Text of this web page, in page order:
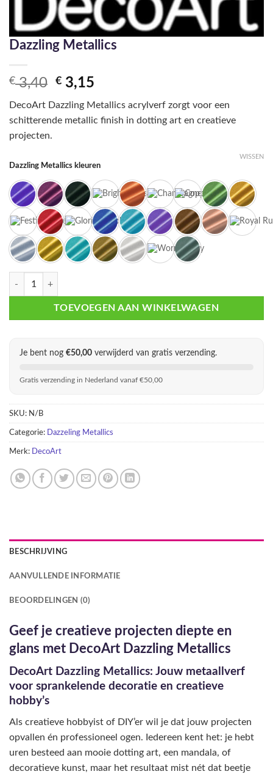
Dazzling Metallics
€3,40 Oorspronkelijke
was:
€ 3,40.
€ 3,15
is:
€ 3,15.
DecoArt Dazzling Metallics acrylverf zorgt voor een
schitterende metallic finish in dotting art en creatieve
projecten.
Dazzling Metallics kleuren
WISSEN
Dazzling Metallics aantal
TOEVOEGEN AAN WINKELWAGEN
Je bent nog €50,00 verwijderd van gratis verzending.
Gratis verzending in Nederland vanaf €50,00
SKU: N/B
Categorie: Dazzeling Metallics
Merk: DecoArt
BESCHRIJVING
AANVULLENDE INFORMATIE
BEOORDELINGEN (0)
Geef je creatieve projecten diepte en
glans met DecoArt Dazzling Metallics
DecoArt Dazzling Metallics: Jouw metaallverf
voor sprankelende decoratie en creatieve
hobby’s
Als creatieve hobbyist of DIY’er wil je dat jouw projecten
opvallen én professioneel ogen. Iedereen kent het: je hebt
uren besteed aan mooie dotting art, een mandala, of
decoratieve kunst, maar het resultaat mist nét dat beetje